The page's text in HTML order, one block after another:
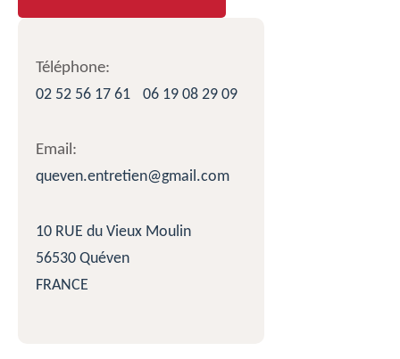
Téléphone:
02 52 56 17 61
06 19 08 29 09
Email:
queven.entretien@gmail.com
10 RUE du Vieux Moulin
56530 Quéven
FRANCE